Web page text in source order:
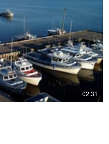
02:31